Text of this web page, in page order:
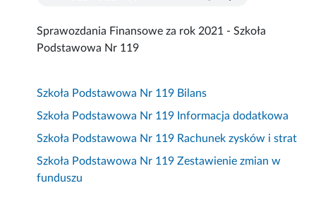
Sprawozdania Finansowe za rok 2021 - Szkoła
Podstawowa Nr 119
Szkoła Podstawowa Nr 119 Bilans
Szkoła Podstawowa Nr 119 Informacja dodatkowa
Szkoła Podstawowa Nr 119 Rachunek zysków i strat
Szkoła Podstawowa Nr 119 Zestawienie zmian w
funduszu